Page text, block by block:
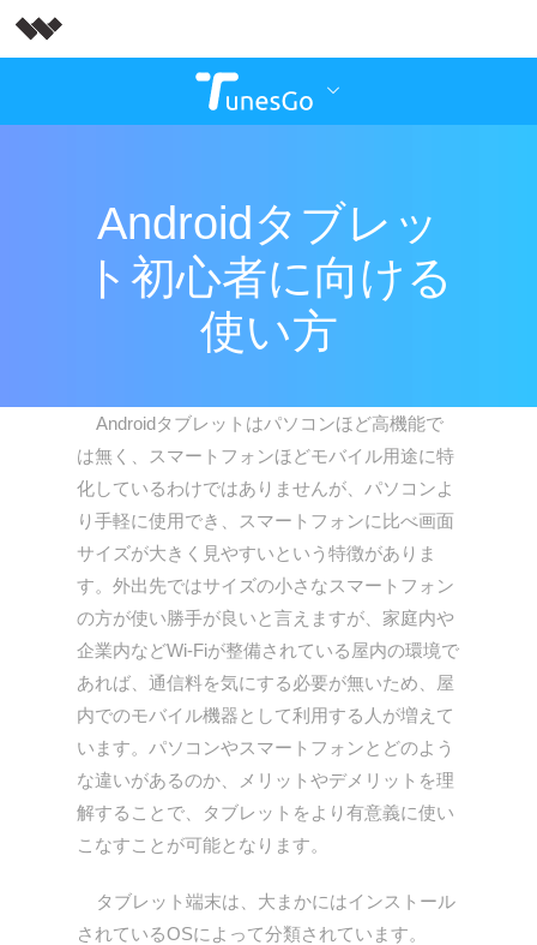
Androidタブレッ
ト初心者に向ける
使い方
Androidタブレットはパソコンほど高機能で
は無く、スマートフォンほどモバイル用途に特
化しているわけではありませんが、パソコンよ
り手軽に使用でき、スマートフォンに比べ画面
サイズが大きく見やすいという特徴がありま
す。外出先ではサイズの小さなスマートフォン
の方が使い勝手が良いと言えますが、家庭内や
企業内などWi-Fiが整備されている屋内の環境で
あれば、通信料を気にする必要が無いため、屋
内でのモバイル機器として利用する人が増えて
います。パソコンやスマートフォンとどのよう
な違いがあるのか、メリットやデメリットを理
解することで、タブレットをより有意義に使い
こなすことが可能となります。
タブレット端末は、大まかにはインストール
されているOSによって分類されています。